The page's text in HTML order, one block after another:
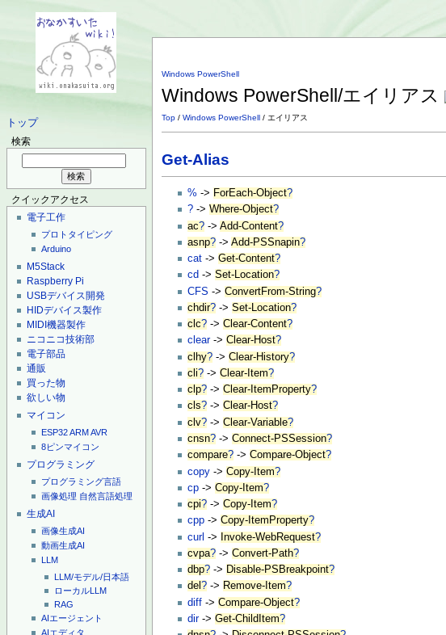
トップ
検索
クイックアクセス
電子工作
プロトタイピング
Arduino
M5Stack
Raspberry Pi
USBデバイス開発
HIDデバイス製作
MIDI機器製作
ニコニコ技術部
電子部品
通販
買った物
欲しい物
マイコン
ESP32ARMAVR
8ピンマイコン
プログラミング
プログラミング言語
画像処理 自然言語処理
生成AI
画像生成AI
動画生成AI
LLM
LLM/モデル/日本語
ローカルLLM
RAG
AIエージェント
AIエディタ
Windows PowerShell
Windows PowerShell/エイリアス
Top /Windows PowerShell / エイリアス
Get-Alias
% -> ForEach-Object?
? ->Where-Object?
ac? ->Add-Content?
asnp? ->Add-PSSnapin?
cat ->Get-Content?
cd ->Set-Location?
CFS ->ConvertFrom-String?
chdir? ->Set-Location?
clc? ->Clear-Content?
clear->Clear-Host?
clhy? ->Clear-History?
cli? ->Clear-Item?
clp? ->Clear-ItemProperty?
cls? ->Clear-Host?
clv? ->Clear-Variable?
cnsn? ->Connect-PSSession?
compare? ->Compare-Object?
copy ->Copy-Item?
cp ->Copy-Item?
cpi? ->Copy-Item?
cpp ->Copy-ItemProperty?
curl -> Invoke-WebRequest?
cvpa? ->Convert-Path?
dbp? -> Disable-PSBreakpoint?
del? -> Remove-Item?
diff ->Compare-Object?
dir->Get-ChildItem?